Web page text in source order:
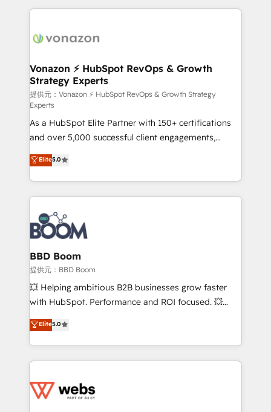
l'international, nous travaillons avec des ETI
delà d’une simple transformation digitale et des
➤ L’intégration de CRM et de méthodologie RevOps
pour aligner les équipes marketing, commerciales et
support client (data migration, synchronisation API,
audit et maintenance) ➤ La création de sites internet
de conversion qui transforment les visiteurs en
opportunités d'affaires ➤ La mise en place de
stratégies d'acquisition marketing (SEO, SEA,
inbound, automatisation marketing, ABM, IA,
emailing) Informations clés : - 10 ans d'expérience -
100+ intégrations CRM HubSpot réussies - 40
experts conseil - 150 certifications HubSpot
cumulées
Vonazon ⚡ HubSpot RevOps & Growth
Strategy Experts
提供元：Vonazon ⚡ HubSpot RevOps & Growth Strategy
Experts
As a HubSpot Elite Partner with 150+ certifications
and over 5,000 successful client engagements,
Vonazon turns marketing complexity into
measurable, scalable growth. From onboarding to
enterprise-grade campaigns, our in-house team
builds scalable strategies that drive long-term
revenue. ⚙️ HubSpot Integration & Optimization •
Seamless CRM, CMS, and automation setup •
Complex platform migrations and data cleanups •
Custom APIs and third-party integrations 📈 End-to-
End Revenue Acceleration • Lifecycle marketing and
pipeline growth programs • Sales enablement tools
and CRM optimization • Retention strategies with
Execution • 750+ onboardings and 2,000+
implementations • Deep expertise across marketing,
Elite5.0
BBD Boom
提供元：BBD Boom
💥 Helping ambitious B2B businesses grow faster
with HubSpot. Performance and ROI focused. 💥
BBD Boom is the HubSpot partner that can help you
to HubSpot Better. We work with your teams to
solve all your HubSpot challenges and improve user
adoption, sales process and marketing results.
the first time 🔧 Designing and optimising your
Elite5.0